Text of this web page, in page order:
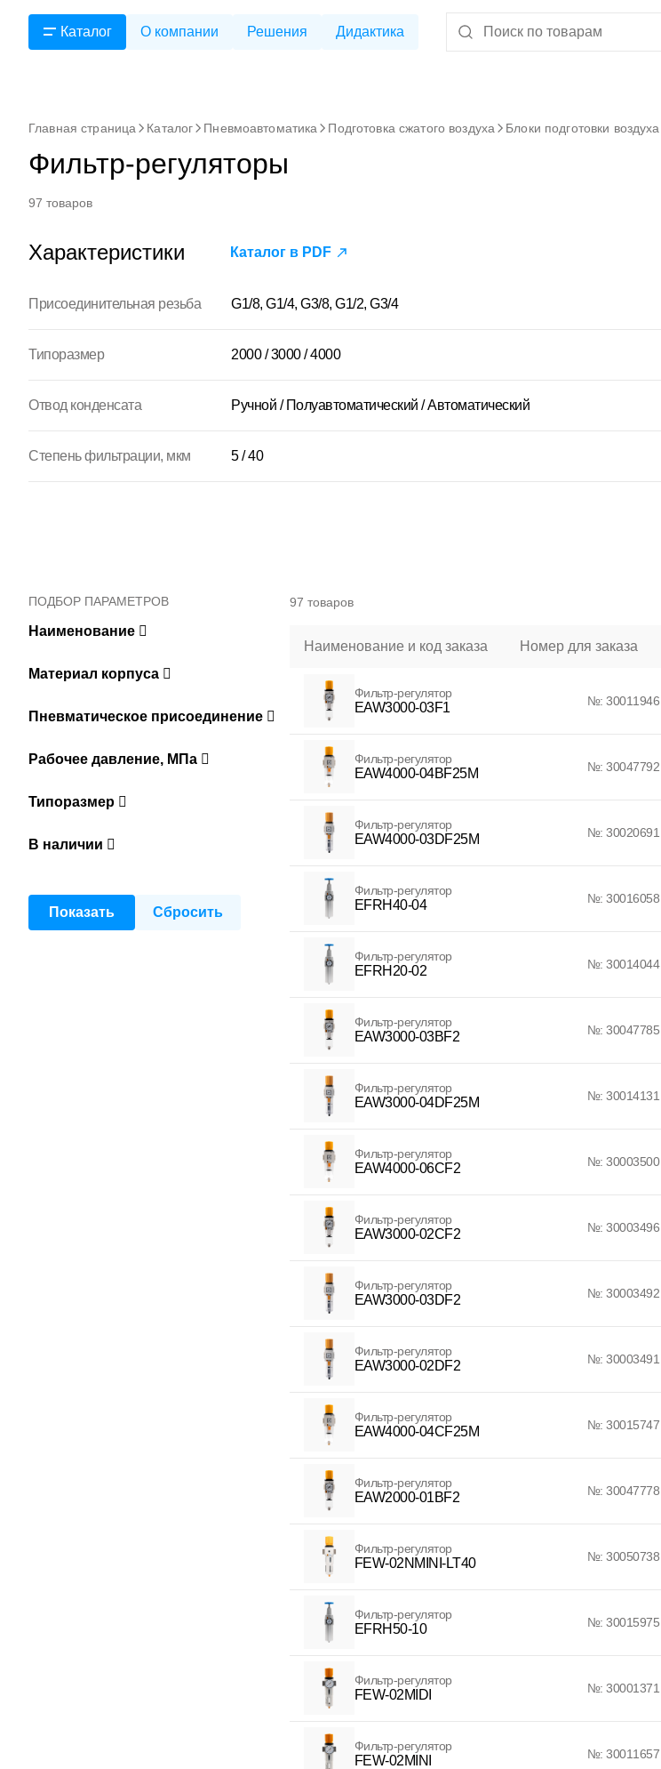
Каталог О компании Решения Дидактика
Главная страница Каталог Пневмоавтоматика Подготовка сжатого воздуха Блоки подготовки воздуха
Фильтр-регуляторы
97 товаров
Характеристики Каталог в PDF
Присоединительная резьба G1/8, G1/4, G3/8, G1/2, G3/4
Типоразмер 2000 / 3000 / 4000
Отвод конденсата Ручной / Полуавтоматический / Автоматический
Степень фильтрации, мкм 5 / 40
ПОДБОР ПАРАМЕТРОВ
Наименование
Материал корпуса
Пневматическое присоединение
Рабочее давление, МПа
Типоразмер
В наличии
97 товаров
Наименование и код заказа Номер для заказа
Фильтр-регулятор
EAW3000-03F1 №: 30011946
Фильтр-регулятор
EAW4000-04BF25M №: 30047792
Фильтр-регулятор
EAW4000-03DF25M №: 30020691
Фильтр-регулятор
EFRH40-04 №: 30016058
Фильтр-регулятор
EFRH20-02 №: 30014044
Фильтр-регулятор
EAW3000-03BF2 №: 30047785
Фильтр-регулятор
EAW3000-04DF25M №: 30014131
Фильтр-регулятор
EAW4000-06CF2 №: 30003500
Фильтр-регулятор
EAW3000-02CF2 №: 30003496
Фильтр-регулятор
EAW3000-03DF2 №: 30003492
Фильтр-регулятор
EAW3000-02DF2 №: 30003491
Фильтр-регулятор
EAW4000-04CF25M №: 30015747
Фильтр-регулятор
EAW2000-01BF2 №: 30047778
Фильтр-регулятор
FEW-02NMINI-LT40 №: 30050738
Фильтр-регулятор
EFRH50-10 №: 30015975
Фильтр-регулятор
FEW-02MIDI №: 30001371
Фильтр-регулятор
FEW-02MINI №: 30011657